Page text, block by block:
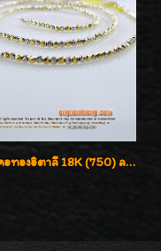
สร้อยคอทองอิตาลี 18K (750) ลายสวยตัดเหลี่ยมคมชัด ใส่สวยน่ารักค่ะ